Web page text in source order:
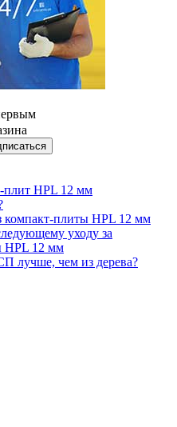
плит HPL 12 мм
плиты HPL 12 мм
уходу за
HPL 12 мм
лучше, чем из дерева?